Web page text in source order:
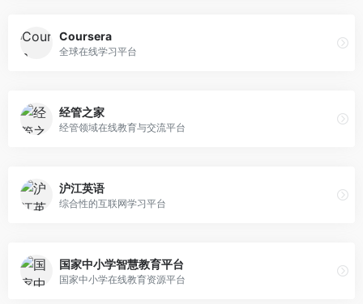
Coursera
全球在线学习平台
经管之家
经管领域在线教育与交流平台
沪江英语
综合性的互联网学习平台
国家中小学智慧教育平台
国家中小学在线教育资源平台